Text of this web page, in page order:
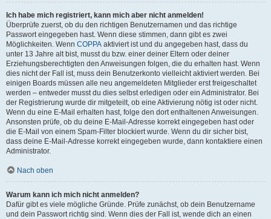
Ich habe mich registriert, kann mich aber nicht anmelden!
Überprüfe zuerst, ob du den richtigen Benutzernamen und das richtige
Passwort eingegeben hast. Wenn diese stimmen, dann gibt es zwei
Möglichkeiten. Wenn COPPA aktiviert ist und du angegeben hast, dass du
unter 13 Jahre alt bist, musst du bzw. einer deiner Eltern oder deiner
Erziehungsberechtigten den Anweisungen folgen, die du erhalten hast. Wenn
dies nicht der Fall ist, muss dein Benutzerkonto vielleicht aktiviert werden. Bei
einigen Boards müssen alle neu angemeldeten Mitglieder erst freigeschaltet
werden – entweder musst du dies selbst erledigen oder ein Administrator. Bei
der Registrierung wurde dir mitgeteilt, ob eine Aktivierung nötig ist oder nicht.
Wenn du eine E-Mail erhalten hast, folge den dort enthaltenen Anweisungen.
Ansonsten prüfe, ob du deine E-Mail-Adresse korrekt eingegeben hast oder
die E-Mail von einem Spam-Filter blockiert wurde. Wenn du dir sicher bist,
dass deine E-Mail-Adresse korrekt eingegeben wurde, dann kontaktiere einen
Administrator.
Nach oben
Warum kann ich mich nicht anmelden?
Dafür gibt es viele mögliche Gründe. Prüfe zunächst, ob dein Benutzername
und dein Passwort richtig sind. Wenn dies der Fall ist, wende dich an einen